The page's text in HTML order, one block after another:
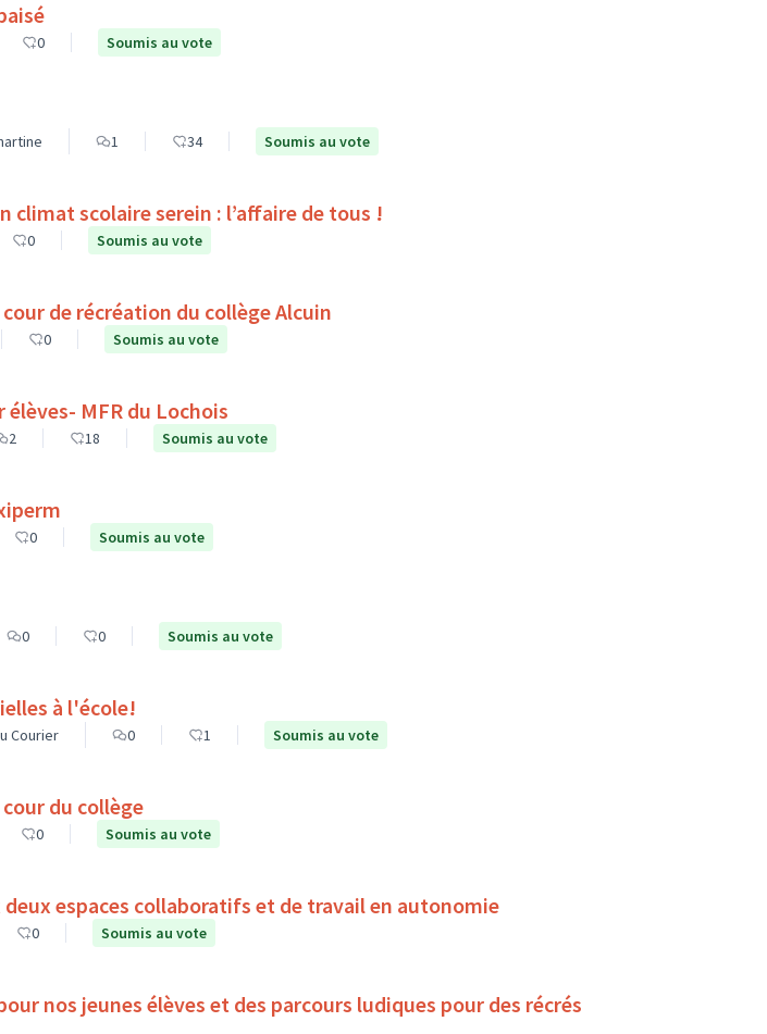
0 Soumis au vote
1 34 Soumis au vote
climat scolaire serein : l’affaire de tous !
0 Soumis au vote
de récréation du collège Alcuin
0 Soumis au vote
MFR du Lochois
2 18 Soumis au vote
0 Soumis au vote
0 0 Soumis au vote
à l'école!
Courier 0 1 Soumis au vote
Aménagement de la cour du collège
0 Soumis au vote
espaces collaboratifs et de travail en autonomie
0 Soumis au vote
nos jeunes élèves et des parcours ludiques pour des récrés